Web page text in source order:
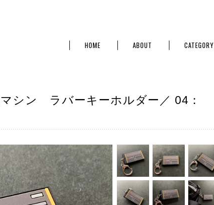
HOME ABOUT CATEGORY
マシン ラバーキーホルダー／ 04：